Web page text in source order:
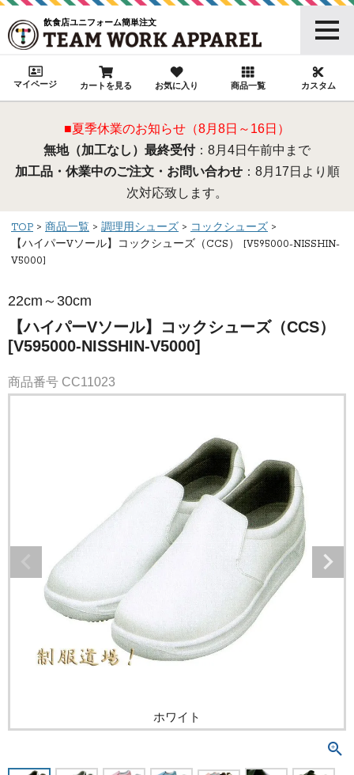
飲食店ユニフォーム簡単注文
マイページ カートを見る お気に入り 商品一覧 カスタム
■夏季休業のお知らせ（8月8日～16日）
無地（加工なし）最終受付：8月4日午前中まで
加工品・休業中のご注文・お問い合わせ：8月17日より順
次対応致します。
TOP 商品一覧 調理用シューズ
コックシューズ
【ハイパーVソール】コックシューズ（CCS） [V595000-NISSHIN-
V5000]
22cm～30cm
【ハイパーVソール】コックシューズ（CCS）
[V595000-NISSHIN-V5000]
商品番号 CC11023
ホワイト